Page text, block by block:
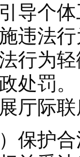
导个
违法
行为
处罚
厅际
护合